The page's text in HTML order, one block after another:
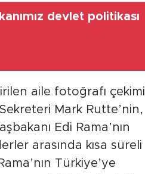
devlet politikası
aile fotoğrafı çekimi
Mark Rutte’nin,
Edi Rama’nın
arasında kısa süreli
Türkiye’ye